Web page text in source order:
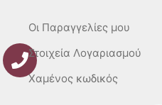
Οι Παραγγελίες μου
Στοιχεία Λογαριασμού
Χαμένος κωδικός